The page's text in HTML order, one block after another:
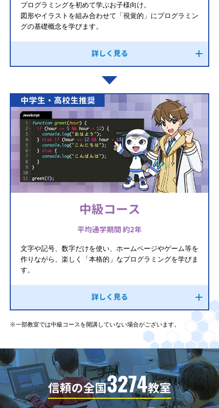
プログラミングを初めて学ぶお子様向け。
図形やイラストを組み合わせて「視覚的」にプログラミン
グの基礎概念を学びます。
詳しく見る
中学生・高校生推奨
中級コース
平均通学期間 約2年
文字や記号、数字だけを使い、ホームページやゲーム等を
作りながら、楽しく「本格的」なプログラミングを学びま
す。
詳しく見る
※一部教室では中級コースを開講していない場合がございます。
信頼の全国3274教室